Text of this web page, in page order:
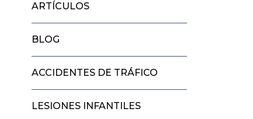
ARTÍCULOS
BLOG
ACCIDENTES DE TRÁFICO
LESIONES INFANTILES